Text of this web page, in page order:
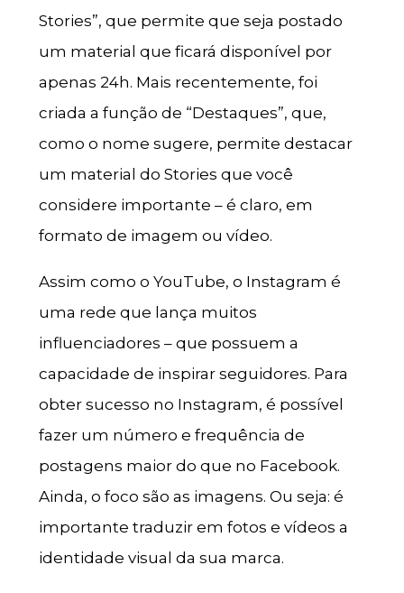
Stories”, que permite que seja postado
um material que ficará disponível por
apenas 24h. Mais recentemente, foi
criada a função de “Destaques”, que,
como o nome sugere, permite destacar
um material do Stories que você
considere importante – é claro, em
formato de imagem ou vídeo.
Assim como o YouTube, o Instagram é
uma rede que lança muitos
influenciadores – que possuem a
capacidade de inspirar seguidores. Para
obter sucesso no Instagram, é possível
fazer um número e frequência de
postagens maior do que no Facebook.
Ainda, o foco são as imagens. Ou seja: é
importante traduzir em fotos e vídeos a
identidade visual da sua marca.